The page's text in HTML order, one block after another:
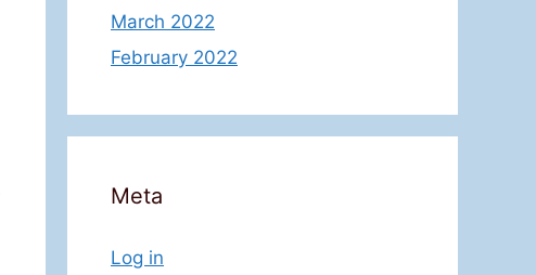
March 2022
February 2022
Meta
Log in